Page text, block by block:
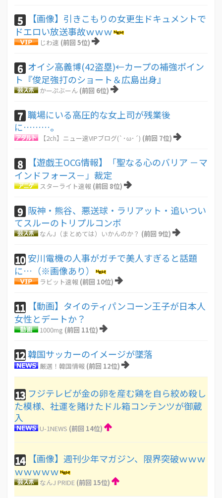
5
【画像】引きこもりの女更生ドキュメントで
ドエロい放送事故ｗｗｗ
じわ速 (前回 5位)
6 オイシ高義博(42盗塁)←カープの補強ポイン
ト『俊足強打のショート＆広島出身』
かーぷぶーん (前回 6位)
7 職場にいる高圧的な女上司が残業後
に………。
【2ch】ニュー速VIPブログ(`･ω･´) (前回 7位)
8
【遊戯王OCG情報】「聖なる心のバリア －マ
インドフォース－」裁定
スターライト速報 (前回 8位)
9 阪神・熊谷、悪送球・ラリアット・追いつい
てスルーのトリプルコンボ
なんJ（まとめては）いかんのか？ (前回 9位)
10 安川電機の人事がガチで美人すぎると話題
に…（※画像あり）
ラビット速報 (前回 10位)
11
【動画】タイのティパンコーン王子が日本人
女性とデートか？
1000mg (前回 11位)
12韓国サッカーのイメージが墜落
厳選！韓国情報 (前回 12位)
13 フジテレビが金の卵を産む鶏を自ら絞め殺し
た模様、社運を賭けたドル箱コンテンツが御蔵
入
U-1NEWS (前回 14位)
14
【画像】週刊少年マガジン、限界突破ｗｗｗ
ｗｗｗｗｗ
なんJ PRIDE (前回 15位)